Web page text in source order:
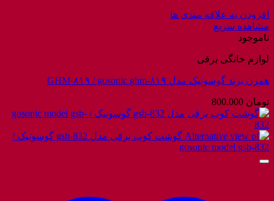
افزودن به علاقه مندی ها
مشاهده سریع
ناموجود
لوازم خانگی برقی
همزن برند گوسونیک مدل GHM-۸۱۹ / gosonic ghm-۸۱۹
تومان